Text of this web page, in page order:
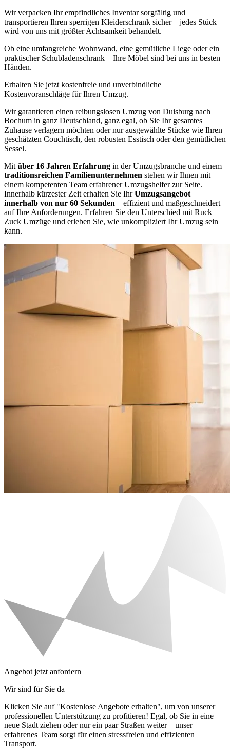
Wir verpacken Ihr empfindliches Inventar sorgfältig und
transportieren Ihren sperrigen Kleiderschrank sicher – jedes Stück
wird von uns mit größter Achtsamkeit behandelt.
Ob eine umfangreiche Wohnwand, eine gemütliche Liege oder ein
praktischer Schubladenschrank – Ihre Möbel sind bei uns in besten
Händen.
Erhalten Sie jetzt kostenfreie und unverbindliche
Kostenvoranschläge für Ihren Umzug.
Wir garantieren einen reibungslosen Umzug von Duisburg nach
Bochum in ganz Deutschland, ganz egal, ob Sie Ihr gesamtes
Zuhause verlagern möchten oder nur ausgewählte Stücke wie Ihren
geschätzten Couchtisch, den robusten Esstisch oder den gemütlichen
Sessel.
Mit über 16 Jahren Erfahrung in der Umzugsbranche und einem
traditionsreichen Familienunternehmen stehen wir Ihnen mit
einem kompetenten Team erfahrener Umzugshelfer zur Seite.
Innerhalb kürzester Zeit erhalten Sie IhrUmzugsangebot
innerhalb von nur 60 Sekunden – effizient und maßgeschneidert
auf Ihre Anforderungen. Erfahren Sie den Unterschied mit Ruck
Zuck Umzüge und erleben Sie, wie unkompliziert Ihr Umzug sein
kann.
Angebot jetzt anfordern
Wir sind für Sie da
Klicken Sie auf "Kostenlose Angebote erhalten", um von unserer
professionellen Unterstützung zu profitieren! Egal, ob Sie in eine
neue Stadt ziehen oder nur ein paar Straßen weiter – unser
erfahrenes Team sorgt für einen stressfreien und effizienten
Transport.